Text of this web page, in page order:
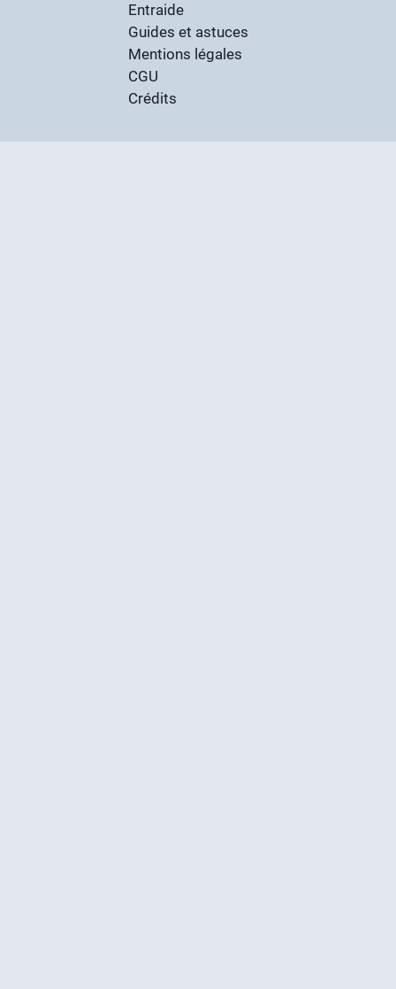
Entraide
Guides et astuces
Mentions légales
CGU
Crédits